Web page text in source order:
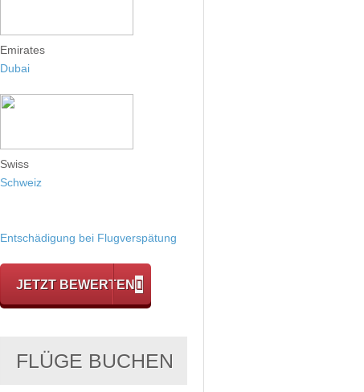
Emirates
Dubai
Swiss
Schweiz
Entschädigung bei Flugverspätung
JETZT BEWERTEN
FLÜGE BUCHEN